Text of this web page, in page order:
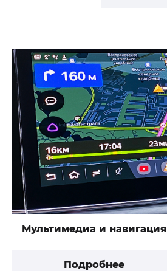
Мультимедиа и навигация
Подробнее